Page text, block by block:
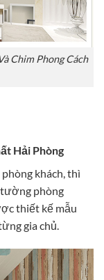
Chim Phong Cách
Hải Phòng
khách, thì
tường phòng
thiết kế mẫu
gia chủ.